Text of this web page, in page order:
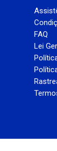
FAQ
Lei